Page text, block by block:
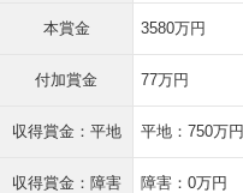
本賞金 3580万円
付加賞金 77万円
収得賞金：平地 平地：750万円
収得賞金：障害 障害：0万円